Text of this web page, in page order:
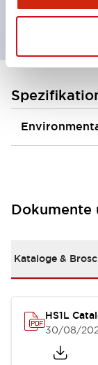
°C sehr breit.
Dokumente
Kataloge &
HS1L
30/08/